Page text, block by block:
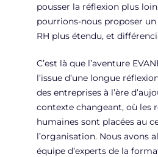
pousser la réflexion plus
pourrions-nous proposer un
RH plus étendu, et
C’est là que l’aventure
l’issue d’une longue
des entreprises à l’ère
contexte changeant, où les
humaines sont placées au
l’organisation. Nous avons
équipe d’experts de la